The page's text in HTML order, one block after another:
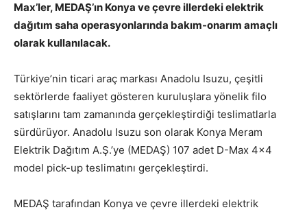
Max’ler, MEDAŞ’ın Konya ve çevre illerdeki elektrik
dağıtım saha operasyonlarında bakım-onarım amaçlı
olarak kullanılacak.
Türkiye’nin ticari araç markası Anadolu Isuzu, çeşitli
sektörlerde faaliyet gösteren kuruluşlara yönelik filo
satışlarını tam zamanında gerçekleştirdiği teslimatlarla
sürdürüyor. Anadolu Isuzu son olarak Konya Meram
Elektrik Dağıtım A.Ş.’ye (MEDAŞ) 107 adet D-Max 4×4
model pick-up teslimatını gerçekleştirdi.
MEDAŞ tarafından Konya ve çevre illerdeki elektrik